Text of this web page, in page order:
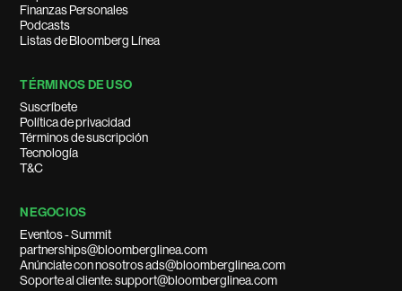
Finanzas Personales
Podcasts
Listas de Bloomberg Línea
TÉRMINOS DE USO
Suscríbete
Política de privacidad
Términos de suscripción
Tecnología
T&C
NEGOCIOS
Eventos - Summit
partnerships@bloomberglinea.com
Anúnciate con nosotros ads@bloomberglinea.com
Soporte al cliente: support@bloomberglinea.com